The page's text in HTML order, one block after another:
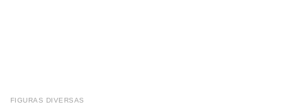
FIGURAS DIVERSAS